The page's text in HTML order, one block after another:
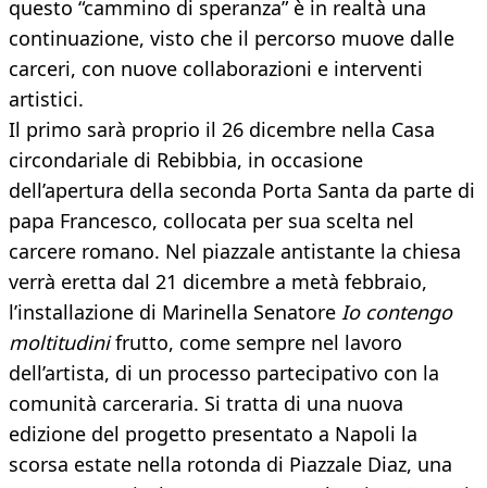
questo “cammino di speranza” è in realtà una
continuazione, visto che il percorso muove dalle
carceri, con nuove collaborazioni e interventi
artistici.
Il primo sarà proprio il 26 dicembre nella Casa
circondariale di Rebibbia, in occasione
dell’apertura della seconda Porta Santa da parte di
papa Francesco, collocata per sua scelta nel
carcere romano. Nel piazzale antistante la chiesa
verrà eretta dal 21 dicembre a metà febbraio,
l’installazione di Marinella Senatore Io contengo
moltitudinifrutto, come sempre nel lavoro
dell’artista, di un processo partecipativo con la
comunità carceraria. Si tratta di una nuova
edizione del progetto presentato a Napoli la
scorsa estate nella rotonda di Piazzale Diaz, una